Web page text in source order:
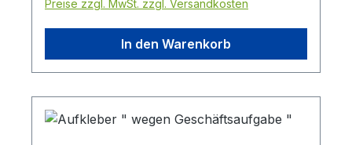
Preise zzgl. MwSt. zzgl. Versandkosten
In den Warenkorb